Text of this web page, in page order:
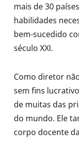
mais de 30
habilidades
bem-sucedido
século XXI.
Como diretor
sem fins
de muitas das
do mundo. Ele
corpo docente da